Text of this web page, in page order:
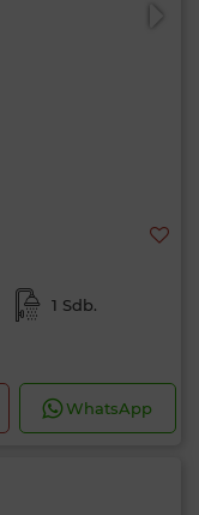
1 Sdb.
WhatsApp
souhaitez-